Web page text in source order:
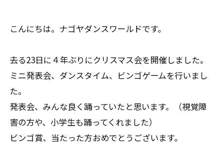
こんにちは。ナゴヤダンスワールドです。
去る23日に４年ぶりにクリスマス会を開催しました。
ミニ発表会、ダンスタイム、ビンゴゲームを行いまし
た。
発表会、みんな良く踊っていたと思います。（視覚障
害の方や、小学生も踊ってくれました）
ビンゴ賞、当たった方おめでとうございます。